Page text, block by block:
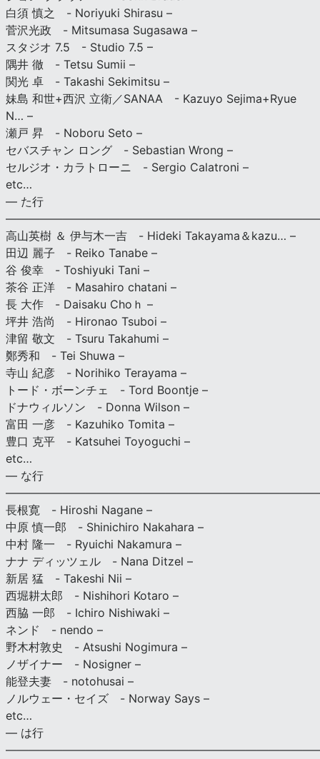
白須 慎之 - Noriyuki Shirasu –
菅沢光政 - Mitsumasa Sugasawa –
スタジオ 7.5 - Studio 7.5 –
隅井 徹 - Tetsu Sumii –
関光 卓 - Takashi Sekimitsu –
妹島 和世+西沢 立衛／SANAA - Kazuyo Sejima+Ryue
N… –
瀬戸 昇 - Noboru Seto –
セバスチャン ロング - Sebastian Wrong –
セルジオ・カラトローニ - Sergio Calatroni –
etc…
— た行
高山英樹 ＆ 伊与木一吉 - Hideki Takayama＆kazu… –
田辺 麗子 - Reiko Tanabe –
谷 俊幸 - Toshiyuki Tani –
茶谷 正洋 - Masahiro chatani –
長 大作 - Daisaku Choｈ –
坪井 浩尚 - Hironao Tsuboi –
津留 敬文 - Tsuru Takahumi –
鄭秀和 - Tei Shuwa –
寺山 紀彦 - Norihiko Terayama –
トード・ボーンチェ - Tord Boontje –
ドナウィルソン - Donna Wilson –
富田 一彦 - Kazuhiko Tomita –
豊口 克平 - Katsuhei Toyoguchi –
etc…
— な行
長根寛 - Hiroshi Nagane –
中原 慎一郎 - Shinichiro Nakahara –
中村 隆一 - Ryuichi Nakamura –
ナナ ディッツェル - Nana Ditzel –
新居 猛 - Takeshi Nii –
西堀耕太郎 - Nishihori Kotaro –
西脇 一郎 - Ichiro Nishiwaki –
ネンド - nendo –
野木村敦史 - Atsushi Nogimura –
ノザイナー - Nosigner –
能登夫妻 - notohusai –
ノルウェー・セイズ - Norway Says –
etc…
— は行